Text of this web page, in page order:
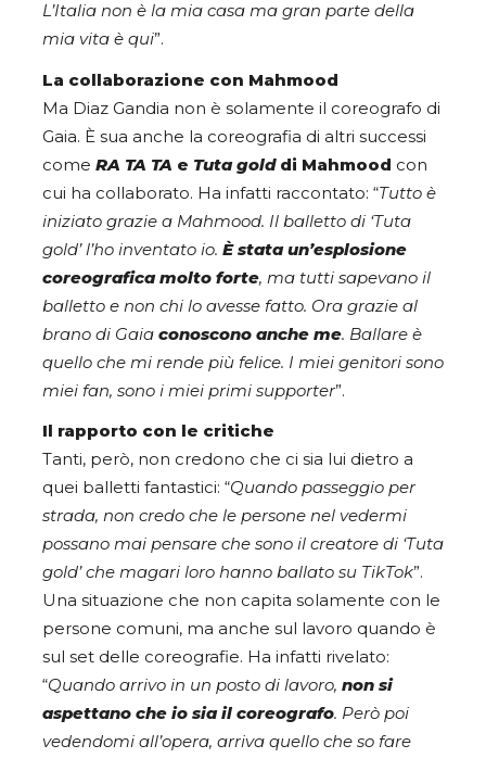
L’Italia non è la mia casa ma gran parte della
mia vita è qui”.
La collaborazione con Mahmood
Ma Diaz Gandia non è solamente il coreografo di
Gaia. È sua anche la coreografia di altri successi
come RA TA TA e Tuta golddi Mahmood con
cui ha collaborato. Ha infatti raccontato: “Tutto è
iniziato grazie a Mahmood. Il balletto di ‘Tuta
gold’ l’ho inventato io. È stata un’esplosione
coreografica molto forte, ma tutti sapevano il
balletto e non chi lo avesse fatto. Ora grazie al
brano di Gaia conoscono anche me. Ballare è
quello che mi rende più felice. I miei genitori sono
miei fan, sono i miei primi supporter”.
Il rapporto con le critiche
Tanti, però, non credono che ci sia lui dietro a
quei balletti fantastici: “Quando passeggio per
strada, non credo che le persone nel vedermi
possano mai pensare che sono il creatore di ‘Tuta
gold’ che magari loro hanno ballato su TikTok”.
Una situazione che non capita solamente con le
persone comuni, ma anche sul lavoro quando è
sul set delle coreografie. Ha infatti rivelato:
“Quando arrivo in un posto di lavoro, non si
aspettano che io sia il coreografo. Però poi
vedendomi all’opera, arriva quello che so fare